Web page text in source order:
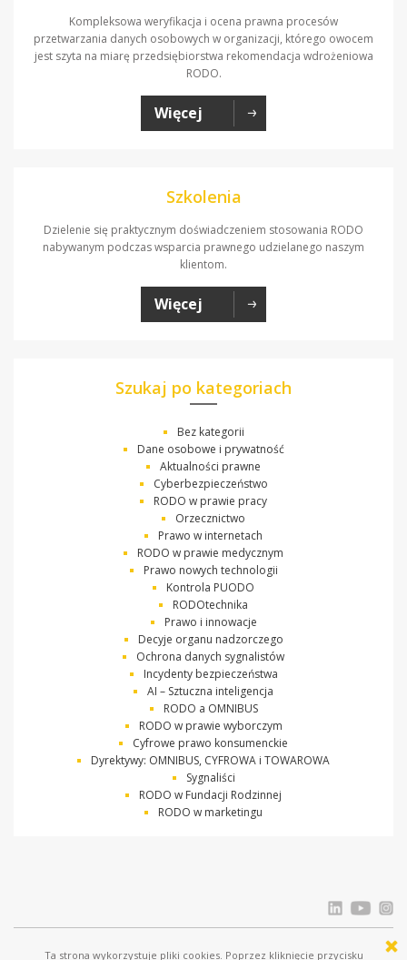
Kompleksowa weryfikacja i ocena prawna procesów
przetwarzania danych osobowych w organizacji, którego owocem
jest szyta na miarę przedsiębiorstwa rekomendacja wdrożeniowa
RODO.
Więcej
Szkolenia
Dzielenie się praktycznym doświadczeniem stosowania RODO
nabywanym podczas wsparcia prawnego udzielanego naszym
klientom.
Więcej
Szukaj po kategoriach
Bez kategorii
Dane osobowe i prywatność
Aktualności prawne
Cyberbezpieczeństwo
RODO w prawie pracy
Orzecznictwo
Prawo w internetach
RODO w prawie medycznym
Prawo nowych technologii
Kontrola PUODO
RODOtechnika
Prawo i innowacje
Decyje organu nadzorczego
Ochrona danych sygnalistów
Incydenty bezpieczeństwa
AI – Sztuczna inteligencja
RODO a OMNIBUS
RODO w prawie wyborczym
Cyfrowe prawo konsumenckie
Dyrektywy: OMNIBUS, CYFROWA i TOWAROWA
Sygnaliści
RODO w Fundacji Rodzinnej
RODO w marketingu
Ta strona wykorzystuje pliki cookies. Poprzez kliknięcie przycisku